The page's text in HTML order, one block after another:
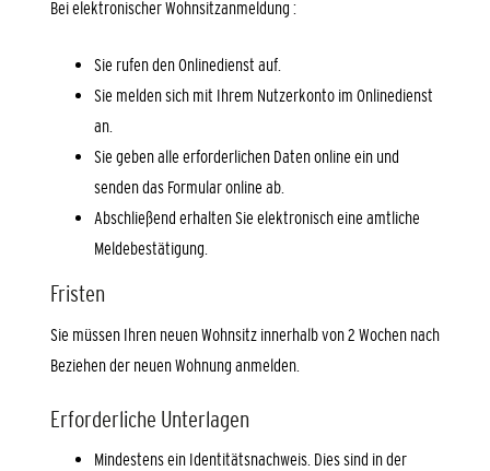
Bei elektronischer Wohnsitzanmeldung :
Sie rufen den Onlinedienst auf.
Sie melden sich mit Ihrem Nutzerkonto im Onlinedienst
an.
Sie geben alle erforderlichen Daten online ein und
senden das Formular online ab.
Abschließend erhalten Sie elektronisch eine amtliche
Meldebestätigung.
Fristen
Sie müssen Ihren neuen Wohnsitz innerhalb von 2 Wochen nach
Beziehen der neuen Wohnung anmelden.
Erforderliche Unterlagen
Mindestens ein Identitätsnachweis. Dies sind in der